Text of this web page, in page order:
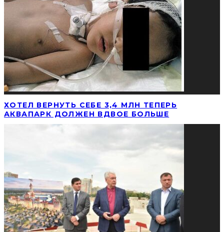
ХОТЕЛ ВЕРНУТЬ СЕБЕ 3,4 МЛН ТЕПЕРЬ
АКВАПАРК ДОЛЖЕН ВДВОЕ БОЛЬШЕ